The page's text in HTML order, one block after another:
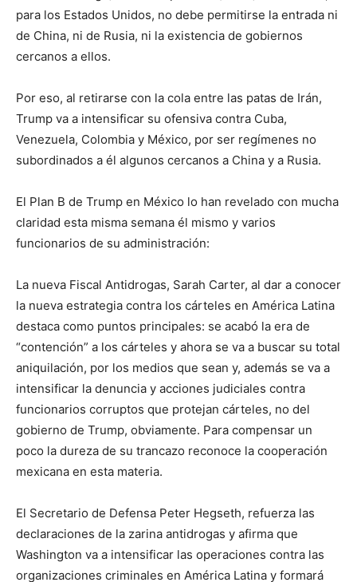
para los Estados Unidos, no debe permitirse la entrada ni
de China, ni de Rusia, ni la existencia de gobiernos
cercanos a ellos.
Por eso, al retirarse con la cola entre las patas de Irán,
Trump va a intensificar su ofensiva contra Cuba,
Venezuela, Colombia y México, por ser regímenes no
subordinados a él algunos cercanos a China y a Rusia.
El Plan B de Trump en México lo han revelado con mucha
claridad esta misma semana él mismo y varios
funcionarios de su administración:
La nueva Fiscal Antidrogas, Sarah Carter, al dar a conocer
la nueva estrategia contra los cárteles en América Latina
destaca como puntos principales: se acabó la era de
“contención” a los cárteles y ahora se va a buscar su total
aniquilación, por los medios que sean y, además se va a
intensificar la denuncia y acciones judiciales contra
funcionarios corruptos que protejan cárteles, no del
gobierno de Trump, obviamente. Para compensar un
poco la dureza de su trancazo reconoce la cooperación
mexicana en esta materia.
El Secretario de Defensa Peter Hegseth, refuerza las
declaraciones de la zarina antidrogas y afirma que
Washington va a intensificar las operaciones contra las
organizaciones criminales en América Latina y formará